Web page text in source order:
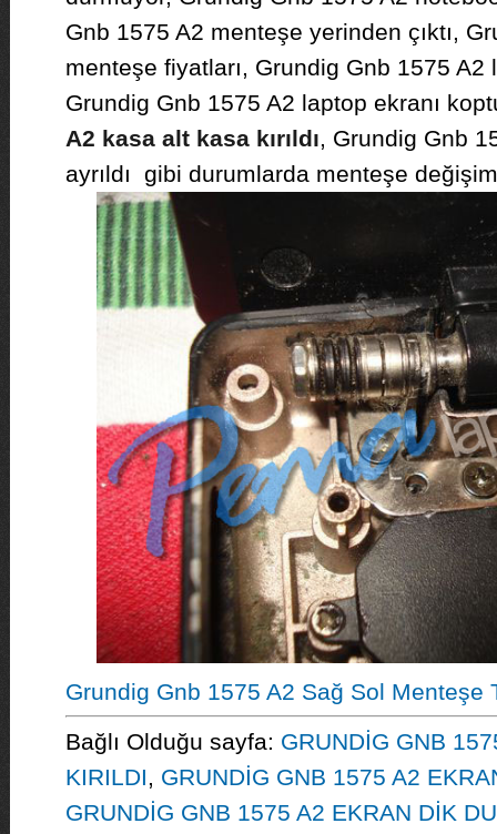
Gnb 1575 A2 menteşe yerinden çıktı,
menteşe fiyatları, Grundig Gnb 1575 A2
Grundig Gnb 1575 A2 laptop ekranı
A2 kasa alt kasa kırıldı, Grundig Gnb
ayrıldı gibi durumlarda menteşe
Grundig Gnb 1575 A2 Sağ Sol Menteşe
Bağlı Olduğu sayfa: GRUNDİG GNB
KIRILDI, GRUNDİG GNB 1575 A2
GRUNDİG GNB 1575 A2 EKRAN DİK